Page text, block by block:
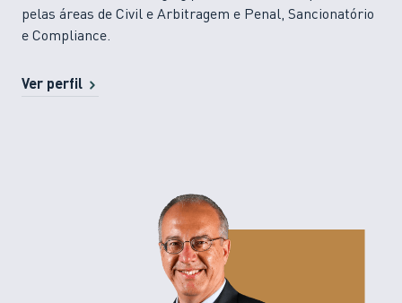
pelas áreas de Civil e Arbitragem e Penal, Sancionatório
e Compliance.
Ver perfil